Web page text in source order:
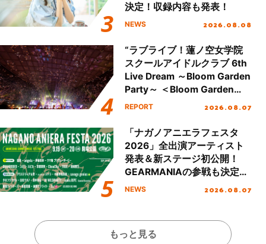
決定！収録内容も発表！
NEWS 2026.08.08
“ラブライブ！蓮ノ空女学院
スクールアイドルクラブ 6th
Live Dream ～Bloom Garden
Party～ ＜Bloom Garden
Party Stage／埼玉公演＞”
REPORT 2026.08.07
「ナガノアニエラフェスタ
2026」全出演アーティスト
発表＆新ステージ初公開！
GEARMANIAの参戦も決定
し、初となる第3ステージの
NEWS 2026.08.07
もっと見る